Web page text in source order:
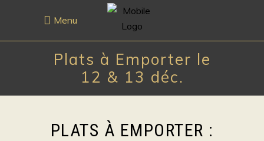
Menu
Plats à Emporter le
12 & 13 déc.
PLATS À EMPORTER :